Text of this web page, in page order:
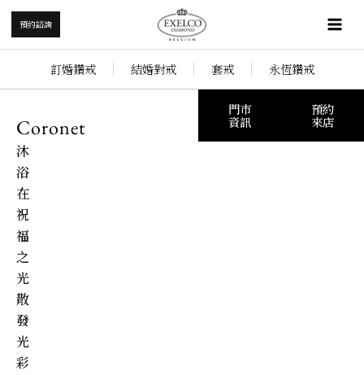
跳
主
內
預約諮詢
訂婚鑽戒 結婚對戒 套戒 永恆鑽戒
Coronet
沐
浴
在
祝
福
之
光
散
發
光
彩
門市
資訊
預約
來店